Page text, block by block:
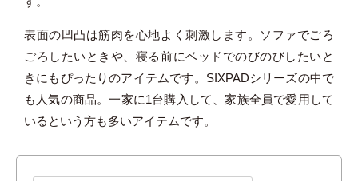
表面の凹凸は筋肉を心地よく刺激します。ソファでごろ
ごろしたいときや、寝る前にベッドでのびのびしたいと
きにもぴったりのアイテムです。SIXPADシリーズの中で
も人気の商品。一家に1台購入して、家族全員で愛用して
いるという方も多いアイテムです。